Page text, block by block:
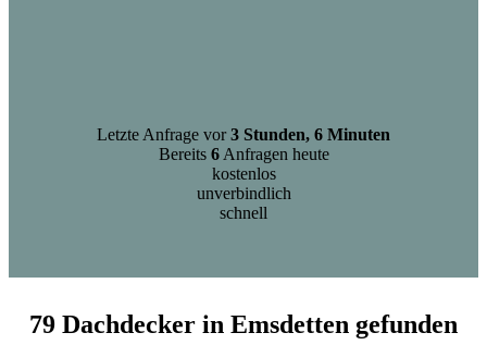
Letzte Anfrage vor3 Stunden, 6 Minuten
Bereits 6Anfragen heute
kostenlos
unverbindlich
schnell
79 Dachdecker in Emsdetten gefunden